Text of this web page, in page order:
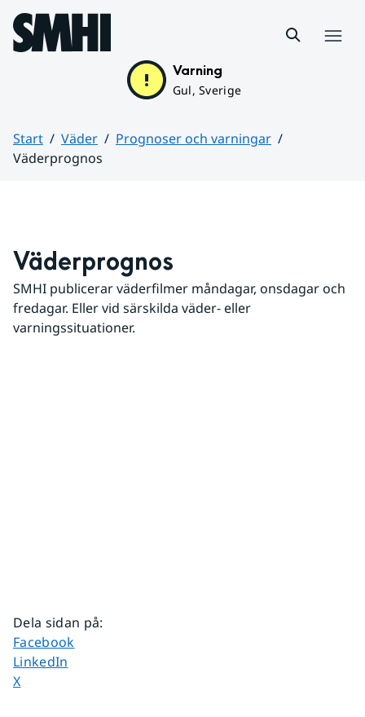
Hoppa till sidans innehåll
Varning
Gul, Sverige
Start Väder
Prognoser och varningar
Väderprognos
Väderprognos
SMHI publicerar väderfilmer måndagar, onsdagar och
fredagar. Eller vid särskilda väder- eller
varningssituationer.
Dela sidan på:
Dela sidan på
Facebook
Dela sidan på
LinkedIn
Dela sidan på
X